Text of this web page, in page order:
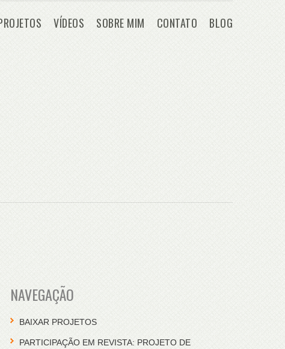
VÍDEOS SOBRE MIM CONTATO BLOG
NAVEGAÇÃO
BAIXAR PROJETOS
PARTICIPAÇÃO EM REVISTA: PROJETO DE